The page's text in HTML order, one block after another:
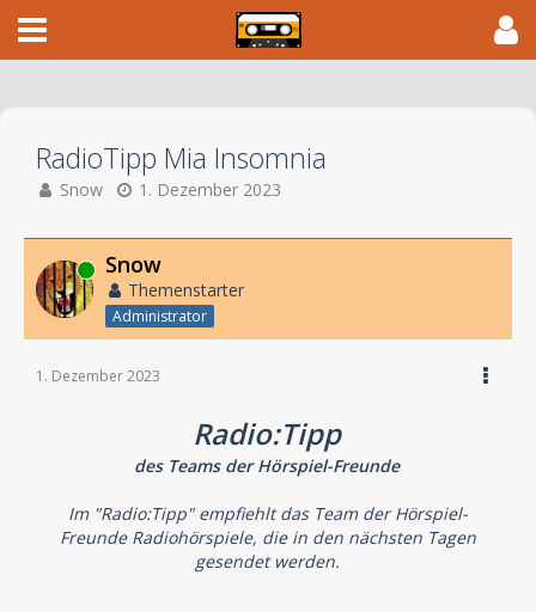
RadioTipp Mia Insomnia
Snow 1. Dezember 2023
Online Snow
Themenstarter
Administrator
1. Dezember 2023
Radio:Tipp
des Teams der Hörspiel-Freunde
Im "Radio:Tipp" empfiehlt das Team der Hörspiel-
Freunde Radiohörspiele, die in den nächsten Tagen
gesendet werden.